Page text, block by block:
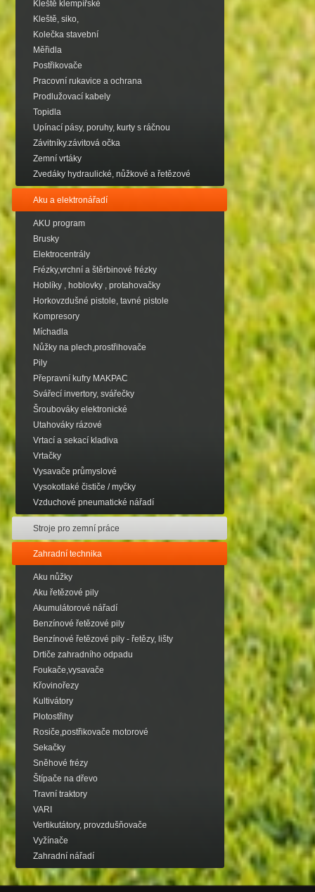
Kleště klempířské
Kleště, siko,
Kolečka stavební
Měřidla
Postřikovače
Pracovní rukavice a ochrana
Prodlužovací kabely
Topidla
Upínací pásy, poruhy, kurty s ráčnou
Závitníky.závitová očka
Zemní vrtáky
Zvedáky hydraulické, nůžkové a řetězové
Aku a elektronářadí
AKU program
Brusky
Elektrocentrály
Frézky,vrchní a štěrbinové frézky
Hoblíky , hoblovky , protahovačky
Horkovzdušné pistole, tavné pistole
Kompresory
Míchadla
Nůžky na plech,prostřihovače
Pily
Přepravní kufry MAKPAC
Svářecí invertory, svářečky
Šroubováky elektronické
Utahováky rázové
Vrtací a sekací kladiva
Vrtačky
Vysavače průmyslové
Vysokotlaké čističe / myčky
Vzduchové pneumatické nářadí
Stroje pro zemní práce
Zahradní technika
Aku nůžky
Aku řetězové pily
Akumulátorové nářadí
Benzínové řetězové pily
Benzínové řetězové pily - řetězy, lišty
Drtiče zahradního odpadu
Foukače,vysavače
Křovinořezy
Kultivátory
Plotostřihy
Rosiče,postřikovače motorové
Sekačky
Sněhové frézy
Štípače na dřevo
Travní traktory
VARI
Vertikutátory, provzdušňovače
Vyžínače
Zahradní nářadí